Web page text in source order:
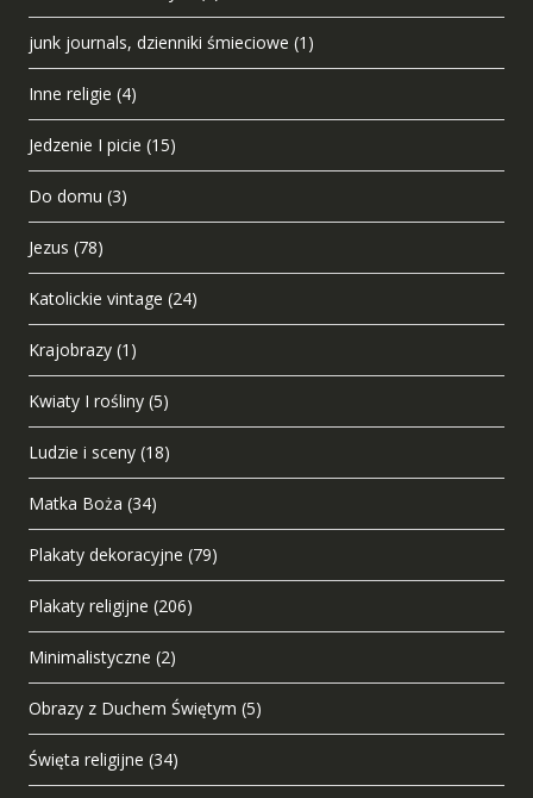
junk journals, dzienniki śmieciowe (1)
Inne religie (4)
Jedzenie I picie (15)
Do domu (3)
Jezus (78)
Katolickie vintage (24)
Krajobrazy (1)
Kwiaty I rośliny (5)
Ludzie i sceny (18)
Matka Boża (34)
Plakaty dekoracyjne (79)
Plakaty religijne (206)
Minimalistyczne (2)
Obrazy z Duchem Świętym (5)
Święta religijne (34)